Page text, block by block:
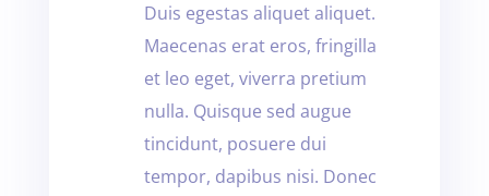
Duis egestas aliquet aliquet.
Maecenas erat eros, fringilla
et leo eget, viverra pretium
nulla. Quisque sed augue
tincidunt, posuere dui
tempor, dapibus nisi. Donec